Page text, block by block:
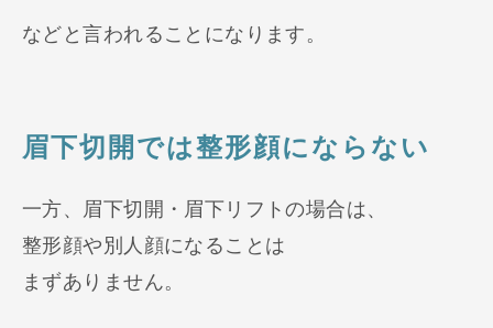
などと言われることになります。
眉下切開では整形顔にならない
一方、眉下切開・眉下リフトの場合は、
整形顔や別人顔になることは
まずありません。